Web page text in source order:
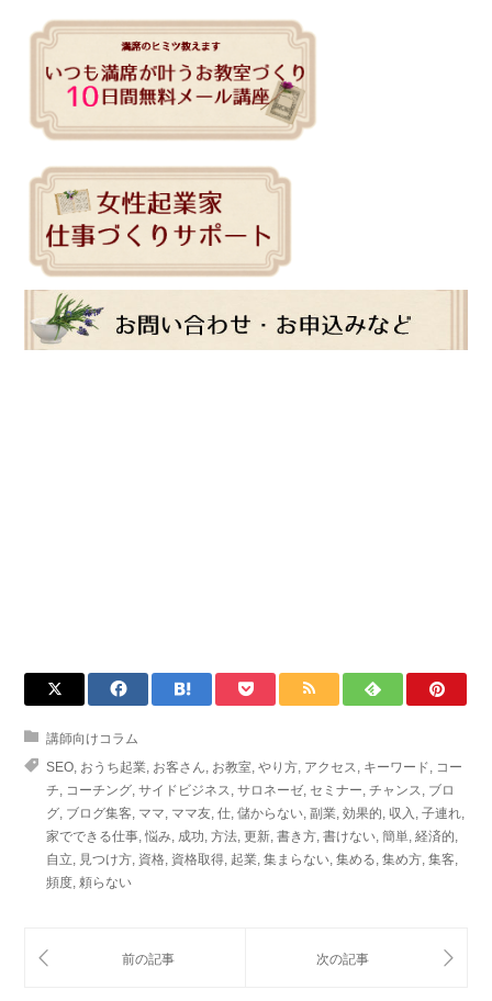
講師向けコラム
SEO, おうち起業, お客さん, お教室, やり方, アクセス, キーワード, コー
チ, コーチング, サイドビジネス, サロネーゼ, セミナー, チャンス, ブロ
グ, ブログ集客, ママ, ママ友, 仕, 儲からない, 副業, 効果的, 収入 , 子連れ,
家でできる仕事, 悩み, 成功, 方法, 更新, 書き方, 書けない, 簡単, 経済的,
自立, 見つけ方, 資格, 資格取得, 起業, 集まらない, 集める, 集め方, 集客,
頻度, 頼らない